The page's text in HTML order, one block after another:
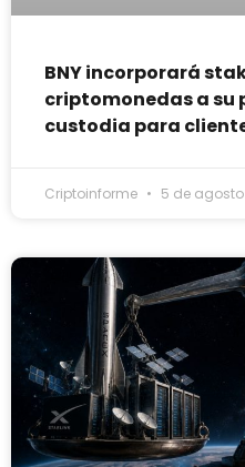
BNY incorporará
criptomonedas a
custodia para
Criptoinforme 5 de